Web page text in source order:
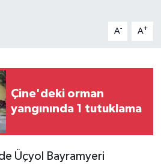
A- A+
Çine'deki orman
yangınında 1 tutuklama
Üçyol Bayramyeri